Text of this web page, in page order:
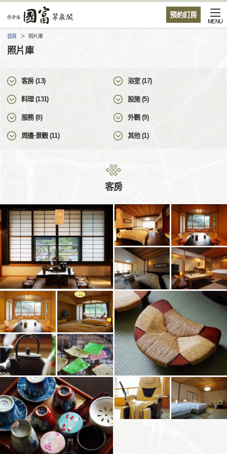
預約訂房
MENU
首頁 照片庫
照片庫
客房 (13) 浴室 (17)
料理 (131) 設施 (5)
服務 (8) 外觀 (9)
周邊·景觀 (11) 其他 (1)
客房